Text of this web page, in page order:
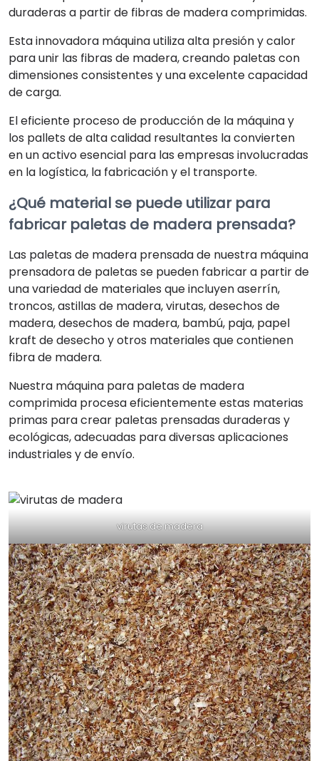
duraderas a partir de fibras de madera comprimidas.
Esta innovadora máquina utiliza alta presión y calor
para unir las fibras de madera, creando paletas con
dimensiones consistentes y una excelente capacidad
de carga.
El eficiente proceso de producción de la máquina y
los pallets de alta calidad resultantes la convierten
en un activo esencial para las empresas involucradas
en la logística, la fabricación y el transporte.
¿Qué material se puede utilizar para
fabricar paletas de madera prensada?
Las paletas de madera prensada de nuestra máquina
prensadora de paletas se pueden fabricar a partir de
una variedad de materiales que incluyen aserrín,
troncos, astillas de madera, virutas, desechos de
madera, desechos de madera, bambú, paja, papel
kraft de desecho y otros materiales que contienen
fibra de madera.
Nuestra máquina para paletas de madera
comprimida procesa eficientemente estas materias
primas para crear paletas prensadas duraderas y
ecológicas, adecuadas para diversas aplicaciones
industriales y de envío.
virutas de madera